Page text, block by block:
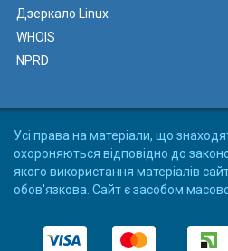
Дзеркало Linux
WHOIS
NPRD
Усі права на матеріали, що
охороняються відповідно до
якого використання матеріалів
обов'язкова. Сайт є засобом